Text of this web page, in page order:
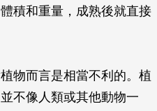
積和重量，成熟後就直接
物而言是相當不利的。植
不像人類或其他動物一